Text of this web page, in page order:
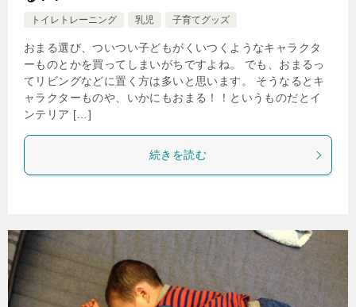
トイレトレーニング 乳児 子育てグッズ
おまる選び、ついつい子どもがくいつくようなキャラクタ
ーものとかを買ってしまいがちですよね。 でも、おまるっ
てリビングなどに置く方は多いと思います。 そうなるとキ
ャラクターものや、いかにもおまる！！というものだとイ
ンテリア […]
続きを読む